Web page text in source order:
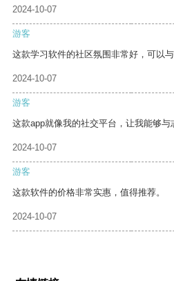
2024-10-07
游客
这款学习软件的社区氛围非常好，可以
2024-10-07
游客
这款app就像我的社交平台，让我能够与
2024-10-07
游客
这款软件的价格非常实惠，值得推荐。
2024-10-07